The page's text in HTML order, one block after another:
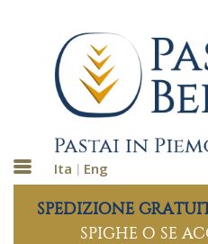
Ita Eng
SPEDIZIONE
SPIGHE O SE